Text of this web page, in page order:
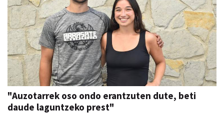
"Auzotarrek oso ondo erantzuten dute, beti
daude laguntzeko prest"